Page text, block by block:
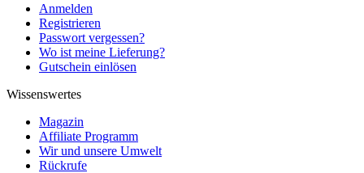
Anmelden
Registrieren
Passwort vergessen?
Wo ist meine Lieferung?
Gutschein einlösen
Wissenswertes
Magazin
Affiliate Programm
Wir und unsere Umwelt
Rückrufe